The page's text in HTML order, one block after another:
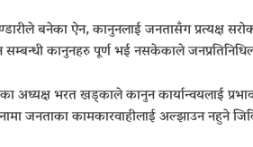
बनेका ऐन, कानुनलाई जनतासँग प्रत्यक्ष
कानुनहरु पूर्ण भई नसकेकाले
अध्यक्ष भरत खड्काले कानुन कार्यान्वयलाई
जनताका कामकारवाहीलाई अल्झाउन नहुने